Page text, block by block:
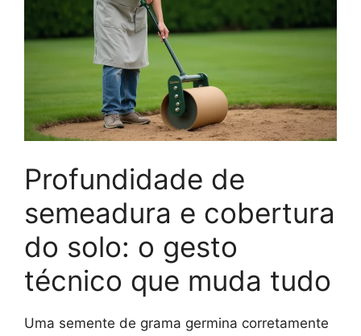
Profundidade de
semeadura e cobertura
do solo: o gesto
técnico que muda tudo
Uma semente de grama germina corretamente